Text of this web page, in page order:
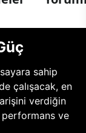
sahip
çalışacak, en
verdiğin
performans ve